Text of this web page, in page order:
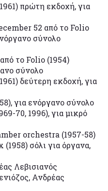
πρώτη εκδοχή, για
52 από το Folio
σύνολο
το Folio (1954)
σύνολο
δεύτερη εκδοχή, για
για ενόργανο σύνολο
70, 1996), για μικρό
orchestra (1957-58)
σόλι για όργανα,
Λεβισιανός
Ανδρέας